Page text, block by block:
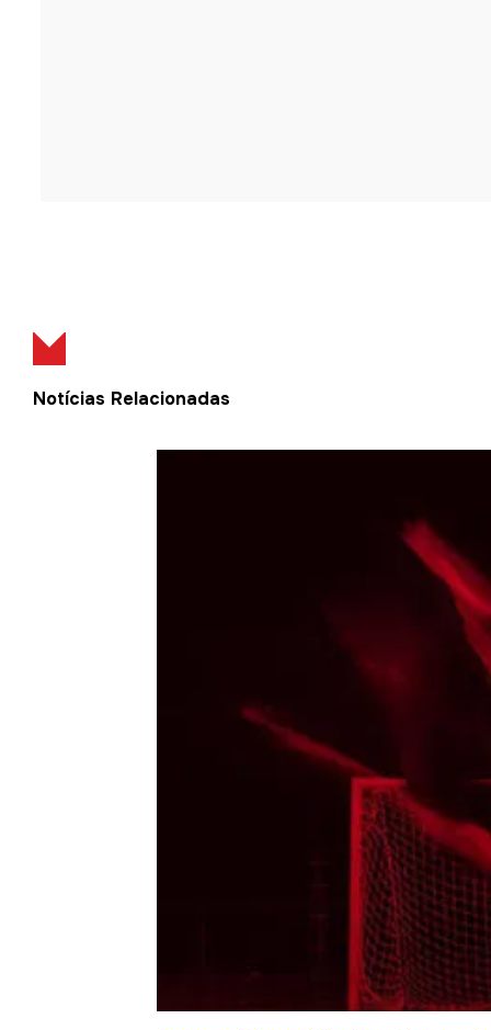
Notícias Relacionadas